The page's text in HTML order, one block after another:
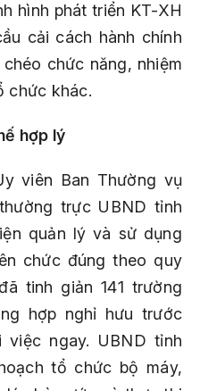
hình phát triển KT-XH
cải cách hành chính
chức năng, nhiệm
chức khác.
hợp lý
viên Ban Thường vụ
trực UBND tỉnh
quản lý và sử dụng
chức đúng theo quy
tinh giản 141 trường
hợp nghỉ hưu trước
ngay. UBND tỉnh
tổ chức bộ máy,